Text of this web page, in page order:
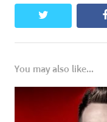
twitter
You may also like...